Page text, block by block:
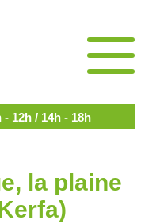
12h / 14h - 18h
la plaine